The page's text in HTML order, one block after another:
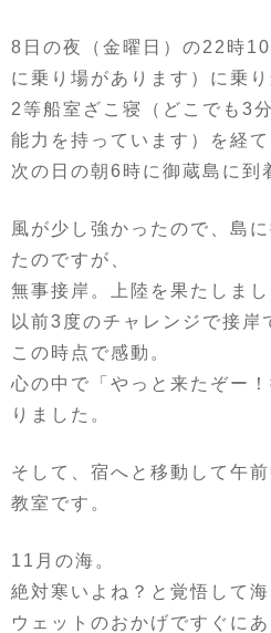
8日の夜（金曜日）の22時
に乗り場があります）に乗り
2等船室ざこ寝（どこでも3
能力を持っています）を経て
次の日の朝6時に御蔵島に到
風が少し強かったので、島
たのですが、
無事接岸。上陸を果たしまし
以前3度のチャレンジで接岸
この時点で感動。
心の中で「やっと来たぞー
りました。
そして、宿へと移動して午
教室です。
11月の海。
絶対寒いよね？と覚悟して海
ウェットのおかげですぐに